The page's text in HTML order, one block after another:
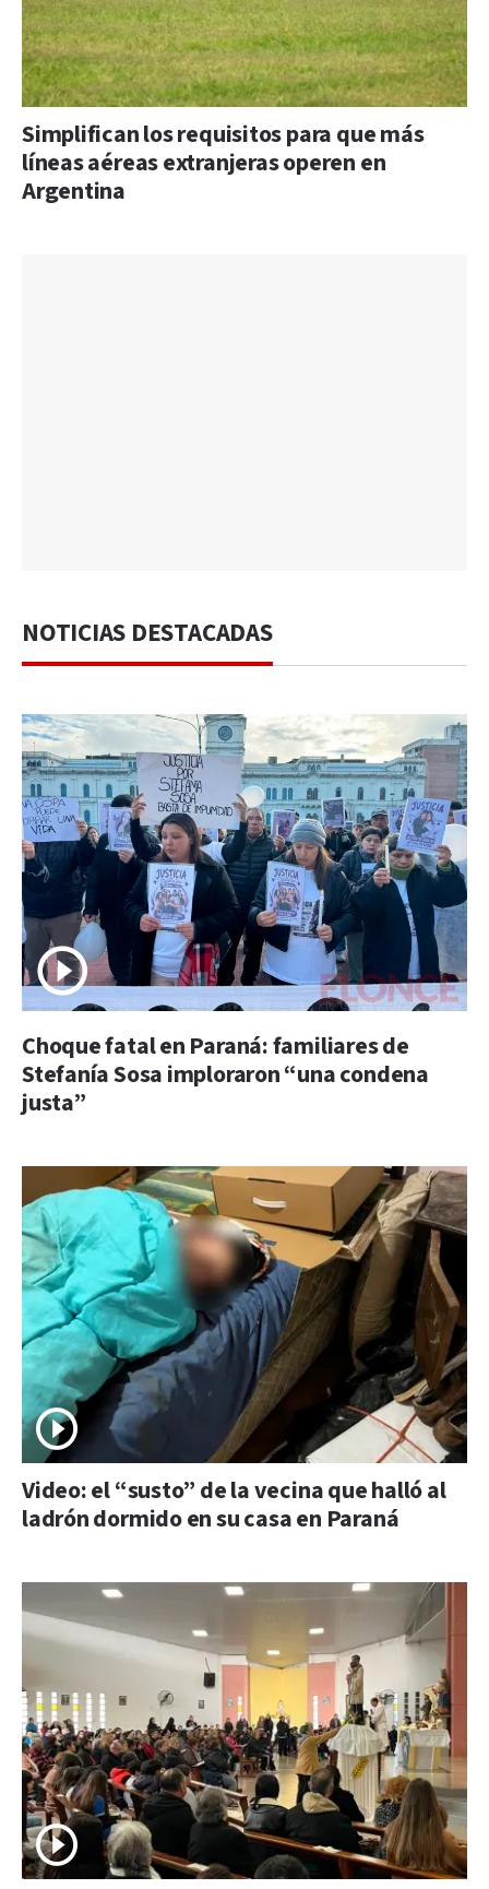
Simplifican los requisitos para que más
líneas aéreas extranjeras operen en
Argentina
NOTICIAS DESTACADAS
Choque fatal en Paraná: familiares de
Stefanía Sosa imploraron “una condena
justa”
Video: el “susto” de la vecina que halló al
ladrón dormido en su casa en Paraná